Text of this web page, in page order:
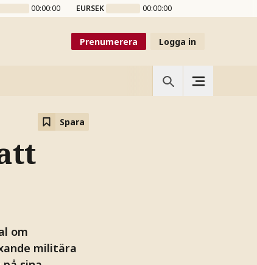
00:00:00 EURSEK 00:00:00
Prenumerera Logga in
Spara
om
militära